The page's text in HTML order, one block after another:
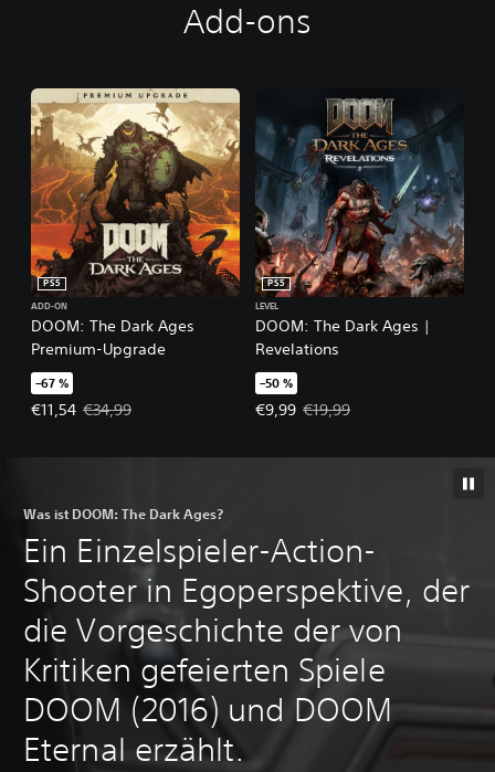
Add-ons
DOOM: The Dark Ages
Premium-Upgrade
PS5
ADD-ON
–67 %
€11,54
Angebotspreis: €11,54 Ursprünglicher Preis: €34,99
€34,99
DOOM: The Dark Ages |
Revelations
PS5
LEVEL
–50 %
€9,99
Angebotspreis: €9,99
€19,99
Was ist DOOM: The Dark Ages?
Ein Einzelspieler-Action-
Shooter in Egoperspektive, der
die Vorgeschichte der von
Kritiken gefeierten Spiele
DOOM (2016) und DOOM
Eternal erzählt.